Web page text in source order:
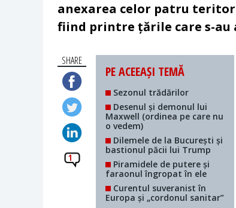
anexarea celor patru
fiind printre țările care s-au
SHARE
1
PE ACEEAȘI TEMĂ
Sezonul trădărilor
Desenul și demonul lui
Maxwell (ordinea pe care nu
o vedem)
Dilemele de la București și
bastionul păcii lui Trump
Piramidele de putere și
faraonul îngropat în ele
Curentul suveranist în
Europa și „cordonul sanitar”